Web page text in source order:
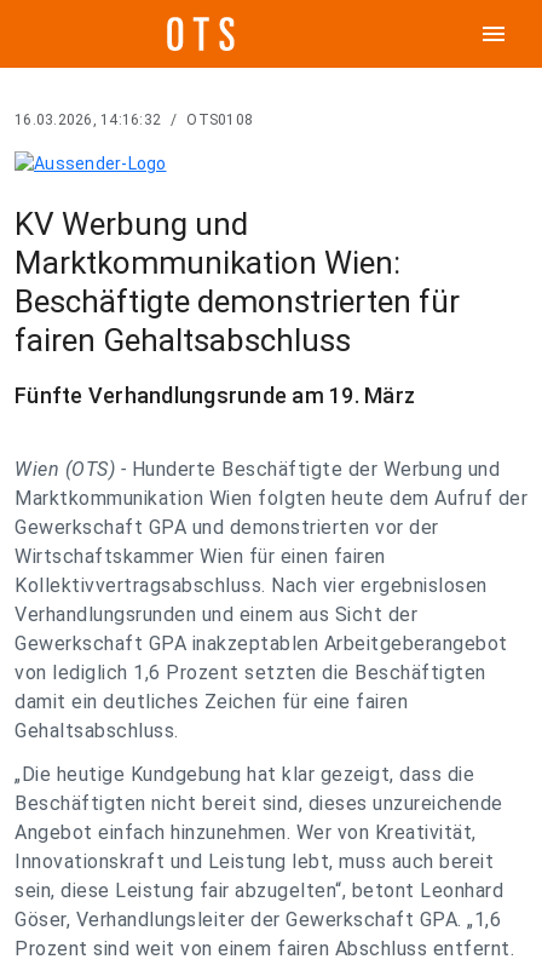
menu
16.03.2026, 14:16:32 / OTS0108
KV Werbung und
Marktkommunikation Wien:
Beschäftigte demonstrierten für
fairen Gehaltsabschluss
Fünfte Verhandlungsrunde am 19. März
Wien (OTS) - Hunderte Beschäftigte der Werbung und
Marktkommunikation Wien folgten heute dem Aufruf der
Gewerkschaft GPA und demonstrierten vor der
Wirtschaftskammer Wien für einen fairen
Kollektivvertragsabschluss. Nach vier ergebnislosen
Verhandlungsrunden und einem aus Sicht der
Gewerkschaft GPA inakzeptablen Arbeitgeberangebot
von lediglich 1,6 Prozent setzten die Beschäftigten
damit ein deutliches Zeichen für eine fairen
Gehaltsabschluss.
„Die heutige Kundgebung hat klar gezeigt, dass die
Beschäftigten nicht bereit sind, dieses unzureichende
Angebot einfach hinzunehmen. Wer von Kreativität,
Innovationskraft und Leistung lebt, muss auch bereit
sein, diese Leistung fair abzugelten“, betont Leonhard
Göser, Verhandlungsleiter der Gewerkschaft GPA. „1,6
Prozent sind weit von einem fairen Abschluss entfernt.